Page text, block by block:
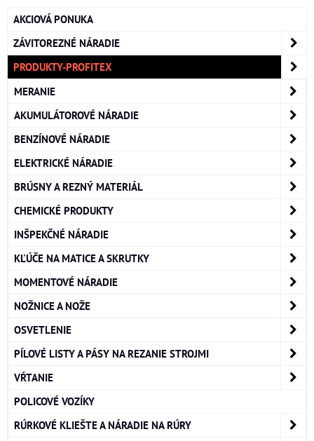
AKCIOVÁ PONUKA
ZÁVITOREZNÉ NÁRADIE
PRODUKTY-PROFITEX
MERANIE
AKUMULÁTOROVÉ NÁRADIE
BENZÍNOVÉ NÁRADIE
ELEKTRICKÉ NÁRADIE
BRÚSNY A REZNÝ MATERIÁL
CHEMICKÉ PRODUKTY
INŠPEKČNÉ NÁRADIE
KĽÚČE NA MATICE A SKRUTKY
MOMENTOVÉ NÁRADIE
NOŽNICE A NOŽE
OSVETLENIE
PÍLOVÉ LISTY A PÁSY NA REZANIE STROJMI
VŔTANIE
POLICOVÉ VOZÍKY
RÚRKOVÉ KLIEŠTE A NÁRADIE NA RÚRY